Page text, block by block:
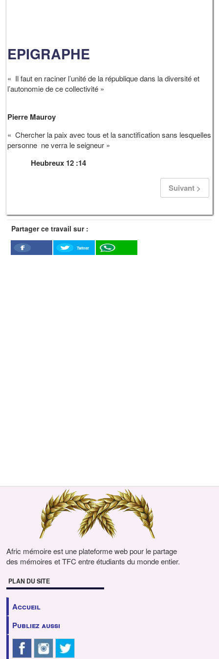
EPIGRAPHE
« Il faut en raciner l’unité de la république dans la diversité et
l’autonomie de ce collectivité »
Pierre Mauroy
« Chercher la paix avec tous et la sanctification sans lesquelles
personne ne verra le seigneur »
Heubreux 12 :14
Suivant >
Partager ce travail sur :
Facebook
Twitter
Afric mémoire est une plateforme web pour le partage
des mémoires et TFC entre étudiants du monde entier.
PLAN DU SITE
Accueil
Publiez aussi